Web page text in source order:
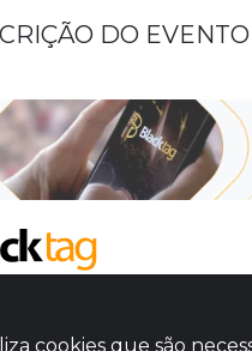
DO EVENTO
cookies que são